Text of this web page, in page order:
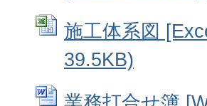
施工体系図
39.5KB)